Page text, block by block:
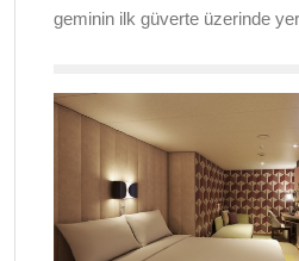
geminin ilk güverte üzerinde